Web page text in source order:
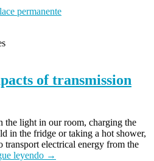
permanente
of transmission
light in our room, charging the
in the fridge or taking a hot shower,
transport electrical energy from the
leyendo →